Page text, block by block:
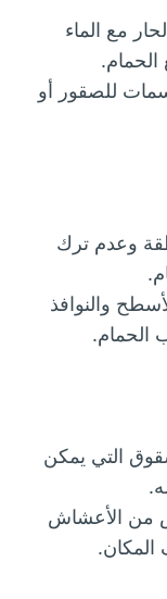
مع الماء
للصقور أو
وعدم ترك
والنوافذ
الحمام.
التي يمكن
من الأعشاش
المكان.